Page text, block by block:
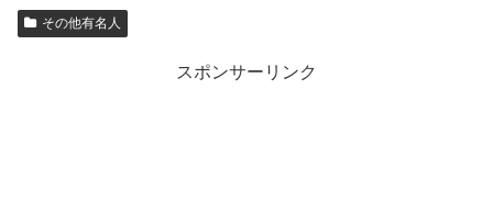
その他有名人
スポンサーリンク